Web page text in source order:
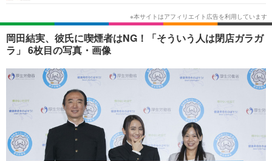
韓国・芸能
音楽 スポーツ
ショッピング
ライフTOP グルメ
ペット ショッピング
その他
リリース一覧
プッシュ通知の停止方法
岡田結実、彼氏に喫煙者はNG！「そういう人は閉店ガラガ
ラ」 6枚目の写真・画像